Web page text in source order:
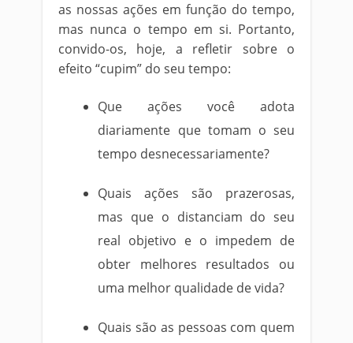
as nossas ações em função do tempo,
mas nunca o tempo em si. Portanto,
convido-os, hoje, a refletir sobre o
efeito “cupim” do seu tempo:
Que ações você adota
diariamente que tomam o seu
tempo desnecessariamente?
Quais ações são prazerosas,
mas que o distanciam do seu
real objetivo e o impedem de
obter melhores resultados ou
uma melhor qualidade de vida?
Quais são as pessoas com quem